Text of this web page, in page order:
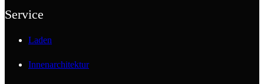
Service
Laden
Innenarchitektur